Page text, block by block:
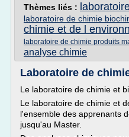
Thèmes liés :
laboratoire de chimie
chimie et de l
laboratoire de chimie produits
analyse chimie
Laboratoire de
Le laboratoire de chimie et
Le laboratoire de chimie et
l'ensemble des apprenants
jusqu'au Master.